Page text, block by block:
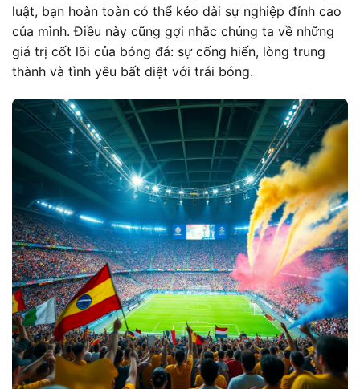
luật, bạn hoàn toàn có thể kéo dài sự nghiệp đỉnh cao
của mình. Điều này cũng gợi nhắc chúng ta về những
giá trị cốt lõi của bóng đá: sự cống hiến, lòng trung
thành và tình yêu bất diệt với trái bóng.